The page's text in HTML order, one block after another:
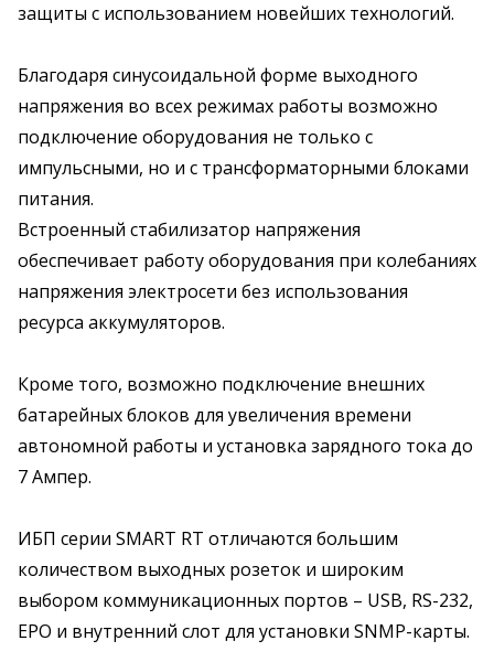
защиты с использованием новейших технологий.
Благодаря синусоидальной форме выходного
напряжения во всех режимах работы возможно
подключение оборудования не только с
импульсными, но и с трансформаторными блоками
питания.
Встроенный стабилизатор напряжения
обеспечивает работу оборудования при колебаниях
напряжения электросети без использования
ресурса аккумуляторов.
Кроме того, возможно подключение внешних
батарейных блоков для увеличения времени
автономной работы и установка зарядного тока до
7 Ампер.
ИБП серии SMART RT отличаются большим
количеством выходных розеток и широким
выбором коммуникационных портов – USB, RS-232,
EPO и внутренний слот для установки SNMP-карты.